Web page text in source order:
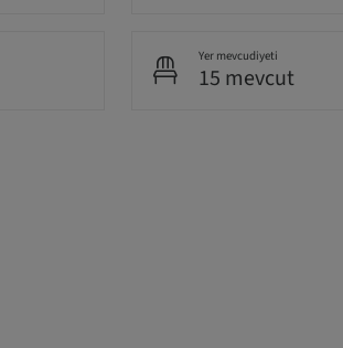
Yer mevcudiyeti
15 mevcut